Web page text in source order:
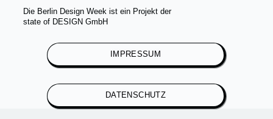
Die Berlin Design Week ist ein Projekt der
state of DESIGN GmbH
IMPRESSUM
DATENSCHUTZ